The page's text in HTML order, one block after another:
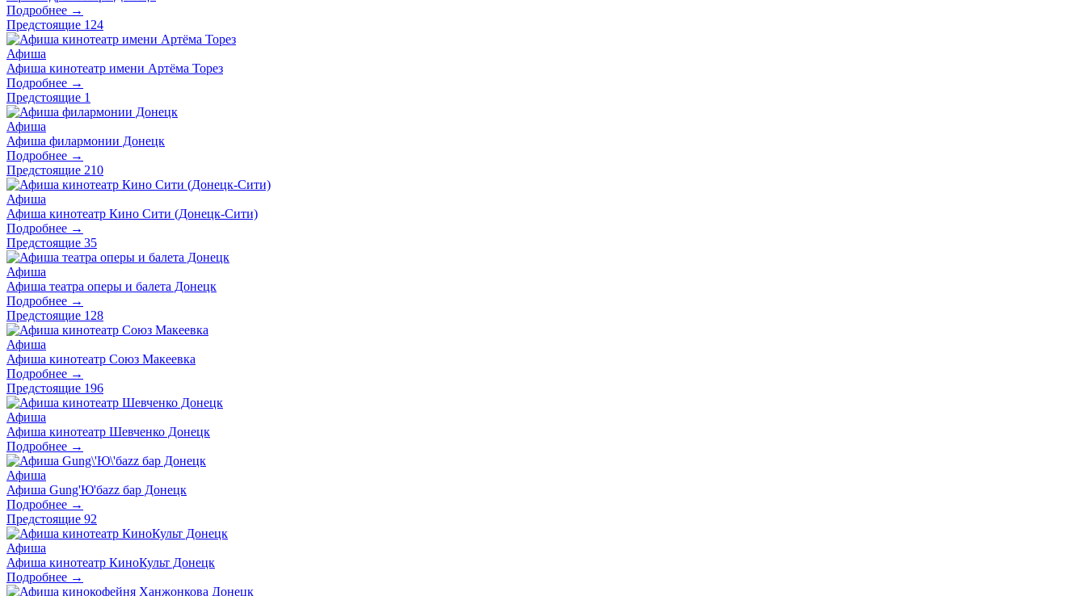
Подробнее →
Предстоящие 124
Афиша
Афиша кинотеатр имени Артёма Торез
Подробнее →
Предстоящие 1
Афиша
Афиша филармонии Донецк
Подробнее →
Предстоящие 210
Афиша
Афиша кинотеатр Кино Сити (Донецк-Сити)
Подробнее →
Предстоящие 35
Афиша
Афиша театра оперы и балета Донецк
Подробнее →
Предстоящие 128
Афиша
Афиша кинотеатр Союз Макеевка
Подробнее →
Предстоящие 196
Афиша
Афиша кинотеатр Шевченко Донецк
Подробнее →
Афиша
Афиша Gung'Ю'баzz бар Донецк
Подробнее →
Предстоящие 92
Афиша
Афиша кинотеатр КиноКульт Донецк
Подробнее →